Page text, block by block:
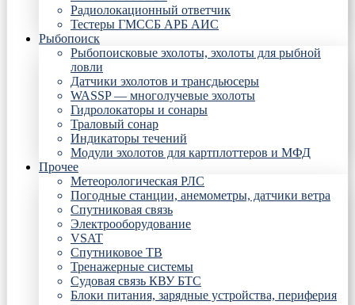
Радиолокационный ответчик
Тестеры ГМССБ АРБ АИС
Рыбопоиск
Рыбопоисковые эхолоты, эхолоты для рыбной
ловли
Датчики эхолотов и трансдьюсеры
WASSP — многолучевые эхолоты
Гидролокаторы и сонары
Траловый сонар
Индикаторы течений
Модули эхолотов для картплоттеров и МФД
Прочее
Метеорологическая РЛС
Погодные станции, анемометры, датчики ветра
Спутниковая связь
Электрооборудование
VSAT
Спутниковое ТВ
Тренажерные системы
Судовая связь КВУ БТС
Блоки питания, зарядные устройства, периферия